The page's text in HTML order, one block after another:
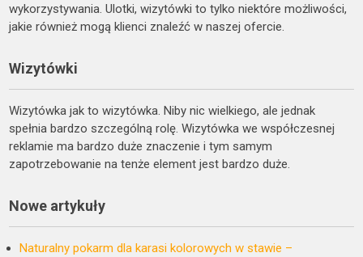
wykorzystywania. Ulotki, wizytówki to tylko niektóre możliwości,
jakie również mogą klienci znaleźć w naszej ofercie.
Wizytówki
Wizytówka jak to wizytówka. Niby nic wielkiego, ale jednak
spełnia bardzo szczególną rolę. Wizytówka we współczesnej
reklamie ma bardzo duże znaczenie i tym samym
zapotrzebowanie na tenże element jest bardzo duże.
Nowe artykuły
Naturalny pokarm dla karasi kolorowych w stawie –